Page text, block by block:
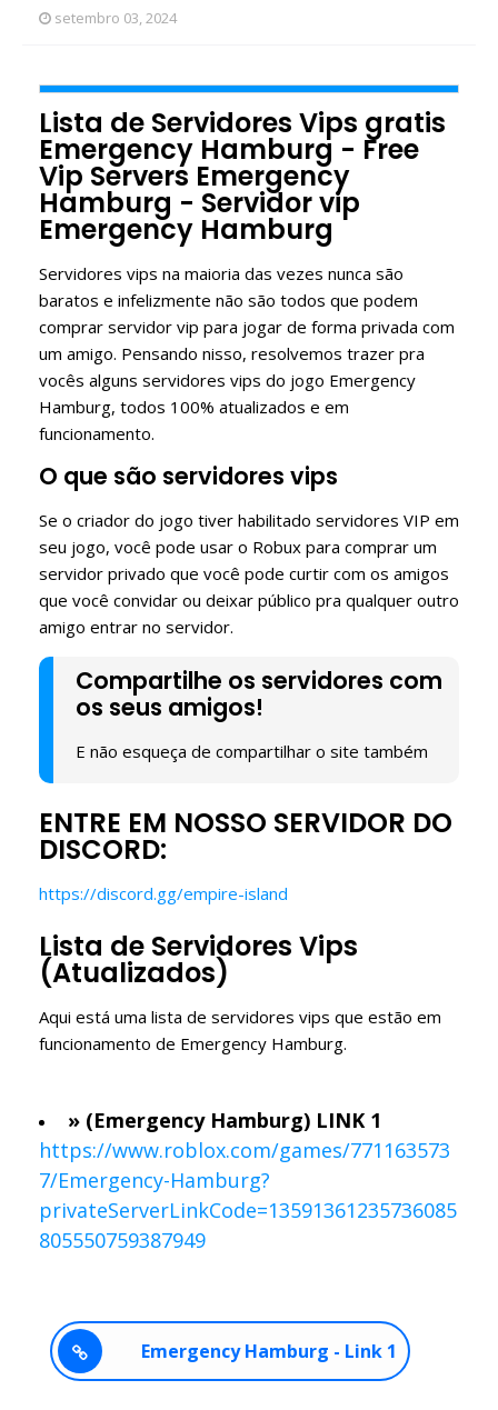
setembro 03, 2024
Lista de Servidores Vips gratis
Emergency Hamburg - Free
Vip Servers Emergency
Hamburg - Servidor vip
Emergency Hamburg
Servidores vips na maioria das vezes nunca são
baratos e infelizmente não são todos que podem
comprar servidor vip para jogar de forma privada com
um amigo. Pensando nisso, resolvemos trazer pra
vocês alguns servidores vips do jogo Emergency
Hamburg, todos 100% atualizados e em
funcionamento.
O que são servidores vips
Se o criador do jogo tiver habilitado servidores VIP em
seu jogo, você pode usar o Robux para comprar um
servidor privado que você pode curtir com os amigos
que você convidar ou deixar público pra qualquer outro
amigo entrar no servidor.
Compartilhe os servidores com
os seus amigos!
E não esqueça de compartilhar o site também
ENTRE EM NOSSO SERVIDOR DO
DISCORD:
https://discord.gg/empire-island
Lista de Servidores Vips
(Atualizados)
Aqui está uma lista de servidores vips que estão em
funcionamento de Emergency Hamburg.
» (Emergency Hamburg) LINK 1
https://www.roblox.com/games/771163573
7/Emergency-Hamburg?
privateServerLinkCode=13591361235736085
805550759387949
Emergency Hamburg - Link 1